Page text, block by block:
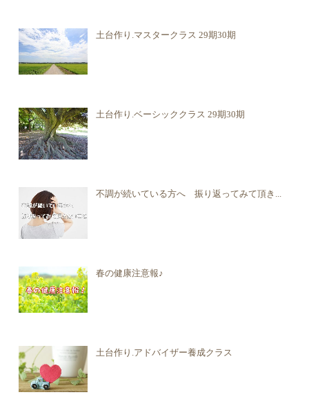
土台作り.マスタークラス 29期30期
土台作り.ベーシッククラス 29期30期
不調が続いている方へ 振り返ってみて頂き...
春の健康注意報♪
土台作り.アドバイザー養成クラス